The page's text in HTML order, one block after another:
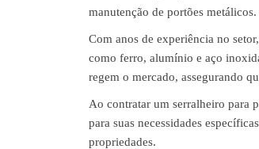
manutenção de portões metálicos.
Com anos de experiência no
como ferro, alumínio e aço
regem o mercado, assegurando
Ao contratar um serralheiro para
para suas necessidades
propriedades.